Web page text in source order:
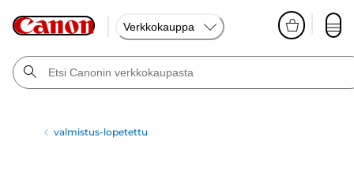
Verkkokauppa
valmistus-lopetettu